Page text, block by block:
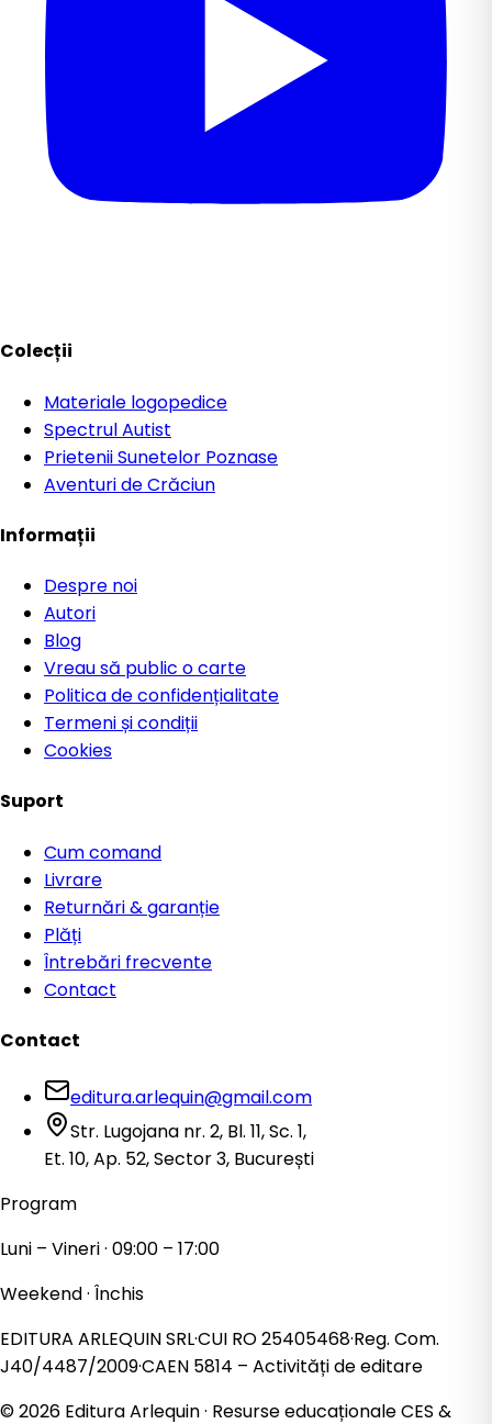
Colecții
Materiale logopedice
Spectrul Autist
Prietenii Sunetelor Poznase
Aventuri de Crăciun
Informații
Despre noi
Autori
Blog
Vreau să public o carte
Politica de confidențialitate
Termeni și condiții
Cookies
Suport
Cum comand
Livrare
Returnări & garanție
Plăți
Întrebări frecvente
Contact
Contact
editura.arlequin@gmail.com
Str. Lugojana nr. 2, Bl. 11, Sc. 1,
Et. 10, Ap. 52, Sector 3, București
Program
Luni – Vineri · 09:00 – 17:00
Weekend · Închis
EDITURA ARLEQUIN SRL·CUI RO 25405468·Reg. Com.
J40/4487/2009·CAEN 5814 – Activități de editare
©2026 Editura Arlequin · Resurse educaționale CES &